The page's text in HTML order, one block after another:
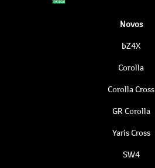
Novos
bZ4X
Corolla
Corolla Cross
GR Corolla
Yaris Cross
SW4